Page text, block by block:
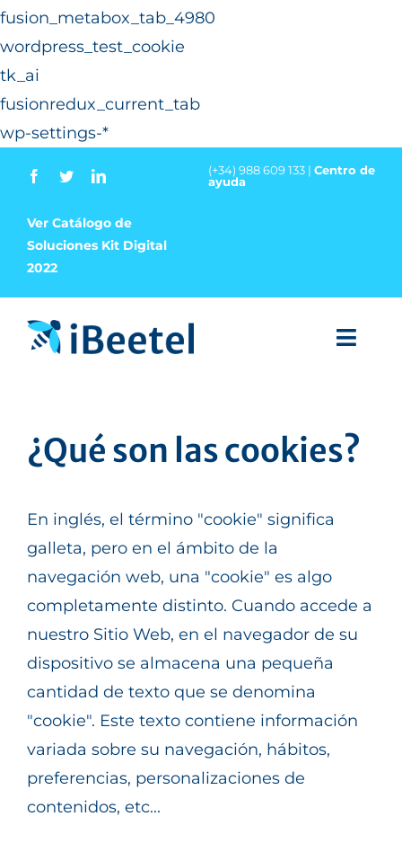
fusion_metabox_tab_4980
wordpress_test_cookie
tk_ai
fusionredux_current_tab
wp-settings-*
(+34) 988 609 133 | Centro de
ayuda
Ver Catálogo de
Soluciones Kit Digital
2022
SERVICIOS
PRODUCTOS
CASOS DE ÉXITO
BLOG
CONTACTO
¿Qué son las cookies?
En inglés, el término "cookie" significa
galleta, pero en el ámbito de la
navegación web, una "cookie" es algo
completamente distinto. Cuando accede a
nuestro Sitio Web, en el navegador de su
dispositivo se almacena una pequeña
cantidad de texto que se denomina
"cookie". Este texto contiene información
variada sobre su navegación, hábitos,
preferencias, personalizaciones de
contenidos, etc...